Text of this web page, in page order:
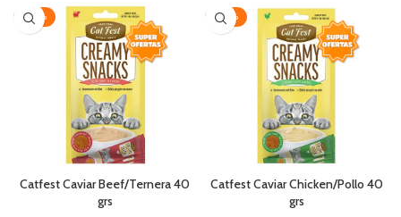
-20%
Catfest Caviar Beef/Ternera 40
grs
-20%
Catfest Caviar Chicken/Pollo 40
grs